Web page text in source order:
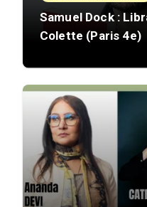
Samuel Dock :
Colette (Paris 4e)